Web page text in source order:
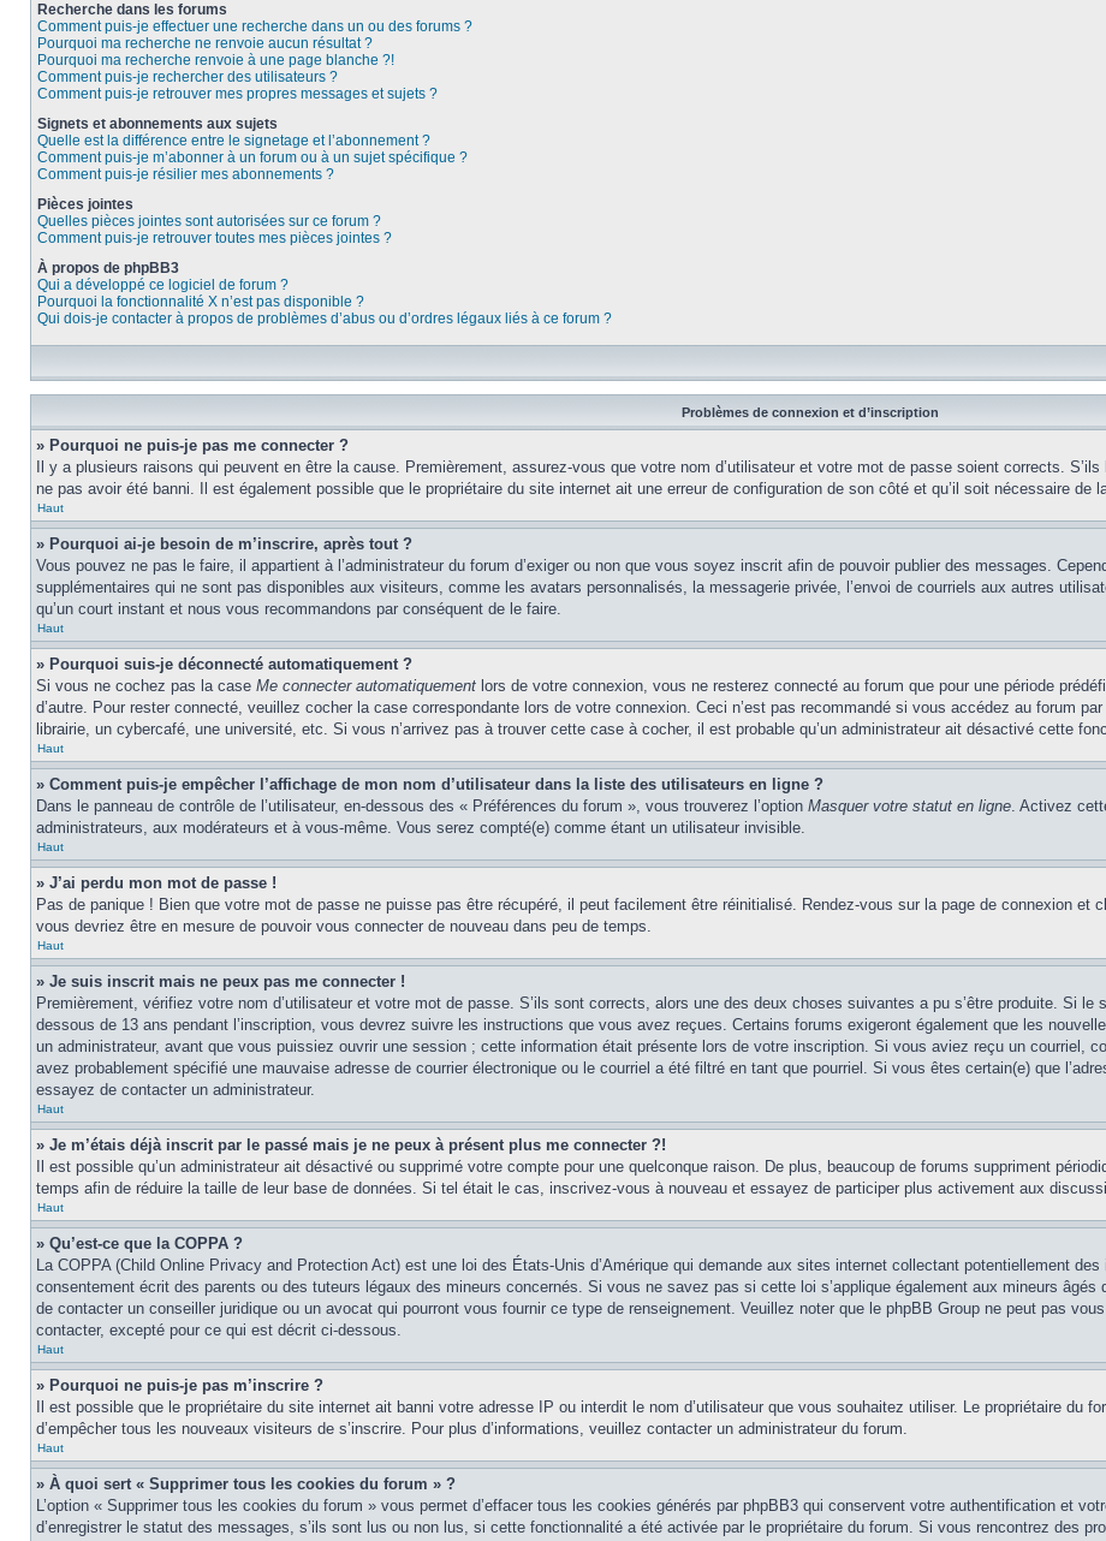
Recherche dans les forums
Comment puis-je effectuer une recherche dans un ou des forums ?
Pourquoi ma recherche ne renvoie aucun résultat ?
Pourquoi ma recherche renvoie à une page blanche ?!
Comment puis-je rechercher des utilisateurs ?
Comment puis-je retrouver mes propres messages et sujets ?
Signets et abonnements aux sujets
Quelle est la différence entre le signetage et l’abonnement ?
Comment puis-je m’abonner à un forum ou à un sujet spécifique ?
Comment puis-je résilier mes abonnements ?
Pièces jointes
Quelles pièces jointes sont autorisées sur ce forum ?
Comment puis-je retrouver toutes mes pièces jointes ?
À propos de phpBB3
Qui a développé ce logiciel de forum ?
Pourquoi la fonctionnalité X n’est pas disponible ?
Qui dois-je contacter à propos de problèmes d’abus ou d’ordres légaux liés à ce forum ?
Problèmes de connexion et d’inscription
» Pourquoi ne puis-je pas me connecter ?
Il y a plusieurs raisons qui peuvent en être la cause. Premièrement, assurez-vous que votre nom d’utilisateur et votre mot de passe soient corrects.
ne pas avoir été banni. Il est également possible que le propriétaire du site internet ait une erreur de configuration de son côté et qu’il soit nécessaire de
Haut
» Pourquoi ai-je besoin de m’inscrire, après tout ?
Vous pouvez ne pas le faire, il appartient à l’administrateur du forum d’exiger ou non que vous soyez inscrit afin de pouvoir publier des messages.
supplémentaires qui ne sont pas disponibles aux visiteurs, comme les avatars personnalisés, la messagerie privée, l’envoi de courriels aux autres
qu’un court instant et nous vous recommandons par conséquent de le faire.
Haut
» Pourquoi suis-je déconnecté automatiquement ?
Si vous ne cochez pas la case Me connecter automatiquement lors de votre connexion, vous ne resterez connecté au forum que pour une période
d’autre. Pour rester connecté, veuillez cocher la case correspondante lors de votre connexion. Ceci n’est pas recommandé si vous accédez au forum
librairie, un cybercafé, une université, etc. Si vous n’arrivez pas à trouver cette case à cocher, il est probable qu’un administrateur ait désactivé cette
Haut
» Comment puis-je empêcher l’affichage de mon nom d’utilisateur dans la liste des utilisateurs en ligne ?
Dans le panneau de contrôle de l’utilisateur, en-dessous des « Préférences du forum », vous trouverez l’option Masquer votre statut en ligne. Activez
administrateurs, aux modérateurs et à vous-même. Vous serez compté(e) comme étant un utilisateur invisible.
Haut
» J’ai perdu mon mot de passe !
Pas de panique ! Bien que votre mot de passe ne puisse pas être récupéré, il peut facilement être réinitialisé. Rendez-vous sur la page de connexion et
vous devriez être en mesure de pouvoir vous connecter de nouveau dans peu de temps.
Haut
» Je suis inscrit mais ne peux pas me connecter !
Premièrement, vérifiez votre nom d’utilisateur et votre mot de passe. S’ils sont corrects, alors une des deux choses suivantes a pu s’être produite. Si
dessous de 13 ans pendant l’inscription, vous devrez suivre les instructions que vous avez reçues. Certains forums exigeront également que les
un administrateur, avant que vous puissiez ouvrir une session ; cette information était présente lors de votre inscription. Si vous aviez reçu un courriel,
avez probablement spécifié une mauvaise adresse de courrier électronique ou le courriel a été filtré en tant que pourriel. Si vous êtes certain(e) que
essayez de contacter un administrateur.
Haut
» Je m’étais déjà inscrit par le passé mais je ne peux à présent plus me connecter ?!
Il est possible qu’un administrateur ait désactivé ou supprimé votre compte pour une quelconque raison. De plus, beaucoup de forums suppriment
temps afin de réduire la taille de leur base de données. Si tel était le cas, inscrivez-vous à nouveau et essayez de participer plus activement aux
Haut
» Qu’est-ce que la COPPA ?
La COPPA (Child Online Privacy and Protection Act) est une loi des États-Unis d’Amérique qui demande aux sites internet collectant potentiellement
consentement écrit des parents ou des tuteurs légaux des mineurs concernés. Si vous ne savez pas si cette loi s’applique également aux mineurs
de contacter un conseiller juridique ou un avocat qui pourront vous fournir ce type de renseignement. Veuillez noter que le phpBB Group ne peut pas
contacter, excepté pour ce qui est décrit ci-dessous.
Haut
» Pourquoi ne puis-je pas m’inscrire ?
Il est possible que le propriétaire du site internet ait banni votre adresse IP ou interdit le nom d’utilisateur que vous souhaitez utiliser. Le propriétaire du
d’empêcher tous les nouveaux visiteurs de s’inscrire. Pour plus d’informations, veuillez contacter un administrateur du forum.
Haut
» À quoi sert « Supprimer tous les cookies du forum » ?
L’option « Supprimer tous les cookies du forum » vous permet d’effacer tous les cookies générés par phpBB3 qui conservent votre authentification et
d’enregistrer le statut des messages, s’ils sont lus ou non lus, si cette fonctionnalité a été activée par le propriétaire du forum. Si vous rencontrez des